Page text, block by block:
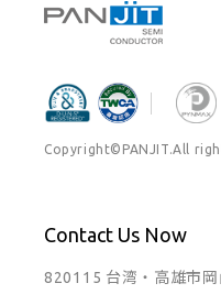
Copyright©PANJIT.All
Contact Us Now
820115 台湾・高雄市